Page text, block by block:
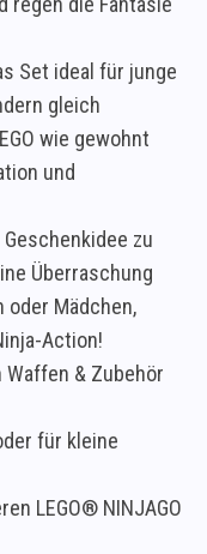
Set ideal für junge
gleich
wie gewohnt
und
zu
Überraschung
oder Mädchen,
Action!
& Zubehör
für kleine
LEGO® NINJAGO